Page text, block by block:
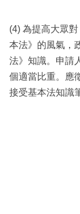
(4) 為提高大眾
本法》的風氣，
法》知識。申請
個適當比重。應
接受基本法知識